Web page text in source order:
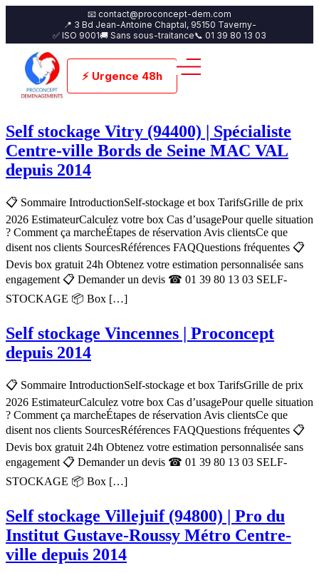
📧 contact@proconcept-dem.com
📍 3 Bd Jean-Antoine Chaptal, 95150 Taverny-
✅ ISO 9001🚚 Sans sous-traitance📞 01 39 80 13 03
⚡ Urgence 48h
Self stockage Vitry (94400) | Spécialiste
Centre-ville Bords de Seine MAC VAL
depuis 2014
📋 Sommaire IntroductionSelf-stockage et box TarifsGrille de prix
2026 EstimateurCalculez votre box Cas d’usagePour quelle situation
? Comment ça marcheÉtapes de réservation Avis clientsCe que
disent nos clients SourcesRéférences FAQQuestions fréquentes 📋
Devis box gratuit 24h Obtenez votre estimation personnalisée sans
engagement 📋 Demander un devis ☎ 01 39 80 13 03 SELF-
STOCKAGE 📦 Box […]
Self stockage Vincennes | Proconcept
depuis 2014
📋 Sommaire IntroductionSelf-stockage et box TarifsGrille de prix
2026 EstimateurCalculez votre box Cas d’usagePour quelle situation
? Comment ça marcheÉtapes de réservation Avis clientsCe que
disent nos clients SourcesRéférences FAQQuestions fréquentes 📋
Devis box gratuit 24h Obtenez votre estimation personnalisée sans
engagement 📋 Demander un devis ☎ 01 39 80 13 03 SELF-
STOCKAGE 📦 Box […]
Self stockage Villejuif (94800) | Pro du
Institut Gustave-Roussy Métro Centre-
ville depuis 2014